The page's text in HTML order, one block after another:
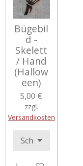
Bügebil
d -
Skelett
/ Hand
(Hallow
een)
5,00 €
zzgl.
Versandkosten